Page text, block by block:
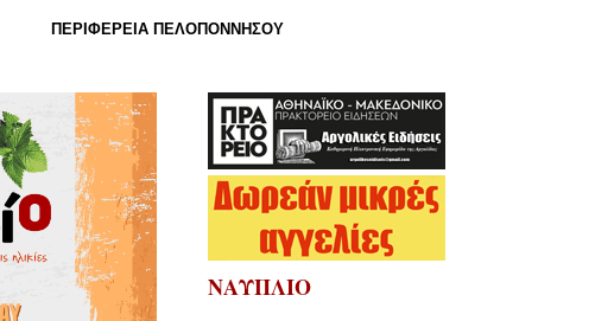
ΠΕΡΙΦΕΡΕΙΑ ΠΕΛΟΠΟΝΝΗΣΟΥ
ΝΑΥΠΛΙΟ